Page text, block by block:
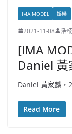
IMA MODEL 娛樂
2021-11-08 浩楠
[IMA
Daniel 黃
Daniel 黃家麟，
Read More